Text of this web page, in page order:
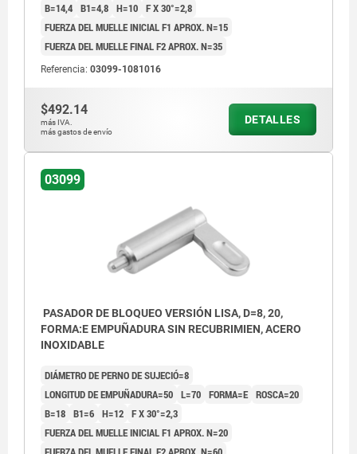
B=14,4 B1=4,8 H=10 F X 30°=2,8
FUERZA DEL MUELLE INICIAL F1 APROX. N=15
FUERZA DEL MUELLE FINAL F2 APROX. N=35
Referencia: 03099-1081016
$492.14
más IVA.
más gastos de envío
DETALLES
03099
PASADOR DE BLOQUEO VERSIÓN LISA, D=8, 20,
FORMA:E EMPUÑADURA SIN RECUBRIMIEN, ACERO
INOXIDABLE
DIÁMETRO DE PERNO DE SUJECIÓ=8
LONGITUD DE EMPUÑADURA=50 L=70 FORMA=E ROSCA=20
B=18 B1=6 H=12 F X 30°=2,3
FUERZA DEL MUELLE INICIAL F1 APROX. N=20